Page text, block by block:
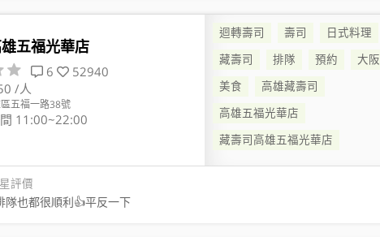
五福光華店
6
52940
/人
五福一路38號
11:00~22:00
迴轉壽司 壽司
日式料理
藏壽司
排隊 預約
大阪
美食
高雄藏壽司
高雄五福光華店
藏壽司高雄五福光華店
評價
隊也都很順利👍平反一下